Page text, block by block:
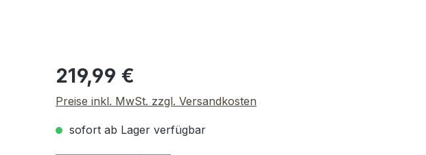
Regulärer Preis:
219,99 €
Preise inkl. MwSt. zzgl. Versandkosten
sofort ab Lager verfügbar